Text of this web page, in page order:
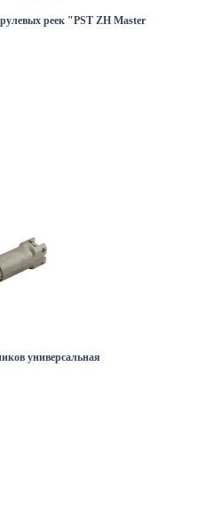
реек "PST ZH Master
универсальная